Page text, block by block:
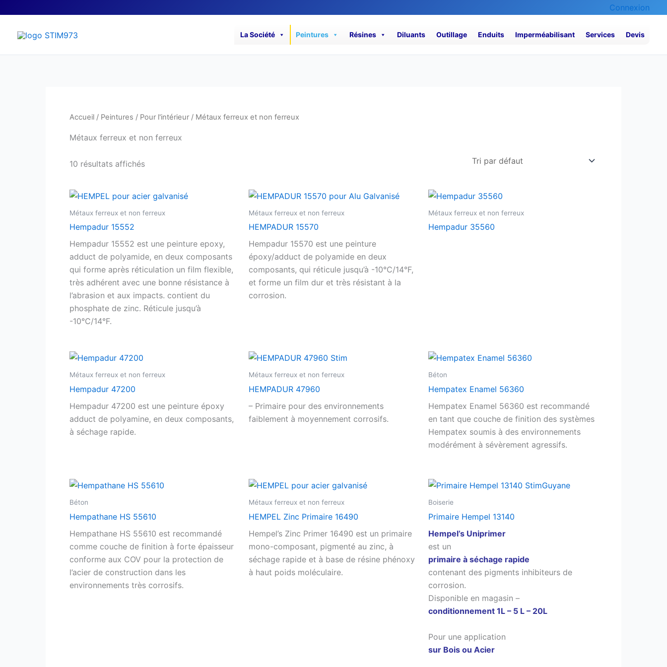
contenu
Connexion
La Société Peintures Résines Diluants Outillage Enduits Imperméabilisant Services Devis
Accueil / Peintures / Pour l'intérieur / Métaux ferreux et non ferreux
Métaux ferreux et non ferreux
10 résultats affichés
Métaux ferreux et non ferreux
Hempadur 15552
Hempadur 15552 est une peinture epoxy,
adduct de polyamide, en deux composants
qui forme après réticulation un film flexible,
très adhérent avec une bonne résistance à
l’abrasion et aux impacts. contient du
phosphate de zinc. Réticule jusqu’à
-10°C/14°F.
Métaux ferreux et non ferreux
HEMPADUR 15570
Hempadur 15570 est une peinture
époxy/adduct de polyamide en deux
composants, qui réticule jusqu’à -10°C/14°F,
et forme un film dur et très résistant à la
corrosion.
Métaux ferreux et non ferreux
Hempadur 35560
Métaux ferreux et non ferreux
Hempadur 47200
Hempadur 47200 est une peinture époxy
adduct de polyamine, en deux composants,
à séchage rapide.
Métaux ferreux et non ferreux
HEMPADUR 47960
– Primaire pour des environnements
faiblement à moyennement corrosifs.
Béton
Hempatex Enamel 56360
Hempatex Enamel 56360 est recommandé
en tant que couche de finition des systèmes
Hempatex soumis à des environnements
modérément à sévèrement agressifs.
Béton
Hempathane HS 55610
Hempathane HS 55610 est recommandé
comme couche de finition à forte épaisseur
conforme aux COV pour la protection de
l’acier de construction dans les
environnements très corrosifs.
Métaux ferreux et non ferreux
HEMPEL Zinc Primaire 16490
Hempel’s Zinc Primer 16490 est un primaire
mono-composant, pigmenté au zinc, à
séchage rapide et à base de résine phénoxy
à haut poids moléculaire.
Boiserie
Primaire Hempel 13140
Hempel’s Uniprimer
est un
primaire à séchage rapide
contenant des pigments inhibiteurs de
corrosion.
Disponible en magasin –
conditionnement 1L – 5 L – 20L
Pour une application
sur Bois ou Acier